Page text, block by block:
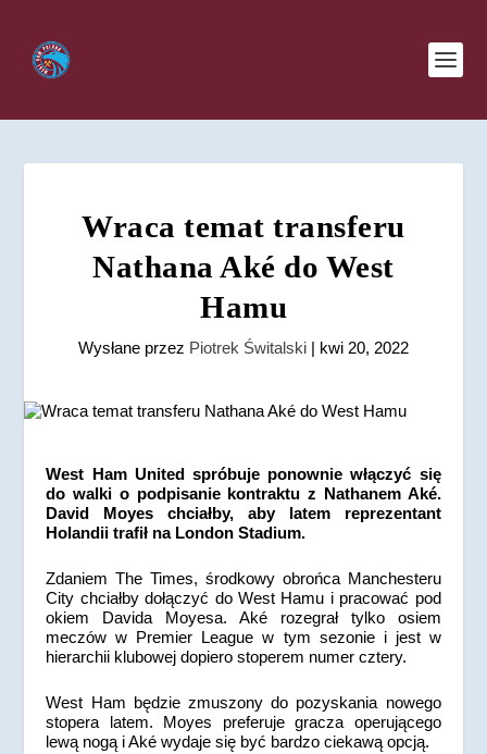
Wraca temat transferu
Nathana Aké do West
Hamu
Wysłane przez Piotrek Świtalski | kwi 20, 2022
West Ham United spróbuje ponownie włączyć się
do walki o podpisanie kontraktu z Nathanem Aké.
David Moyes chciałby, aby latem reprezentant
Holandii trafił na London Stadium.
Zdaniem The Times, środkowy obrońca Manchesteru
City chciałby dołączyć do West Hamu i pracować pod
okiem Davida Moyesa. Aké rozegrał tylko osiem
meczów w Premier League w tym sezonie i jest w
hierarchii klubowej dopiero stoperem numer cztery.
West Ham będzie zmuszony do pozyskania nowego
stopera latem. Moyes preferuje gracza operującego
lewą nogą i Aké wydaje się być bardzo ciekawą opcją.